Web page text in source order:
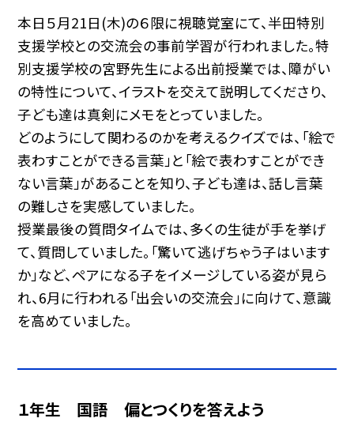
本日５月21日(木)の６限に視聴覚室にて、半田特別
支援学校との交流会の事前学習が行われました。特
別支援学校の宮野先生による出前授業では、障がい
の特性について、イラストを交えて説明してくださり、
子ども達は真剣にメモをとっていました。
どのようにして関わるのかを考えるクイズでは、「絵で
表わすことができる言葉」と「絵で表わすことができ
ない言葉」があることを知り、子ども達は、話し言葉
の難しさを実感していました。
授業最後の質問タイムでは、多くの生徒が手を挙げ
て、質問していました。「驚いて逃げちゃう子はいます
か」など、ペアになる子をイメージしている姿が見ら
れ、6月に行われる「出会いの交流会」に向けて、意識
を高めていました。
１年生 国語 偏とつくりを答えよう